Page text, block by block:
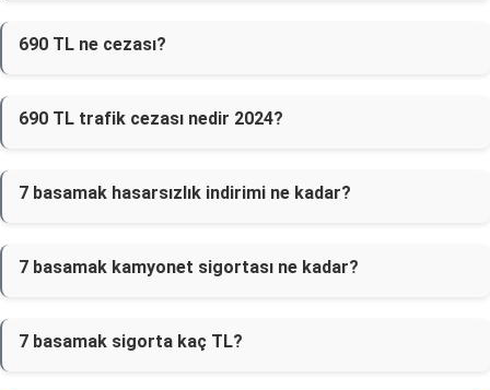
690 TL ne cezası?
690 TL trafik cezası nedir 2024?
7 basamak hasarsızlık indirimi ne kadar?
7 basamak kamyonet sigortası ne kadar?
7 basamak sigorta kaç TL?